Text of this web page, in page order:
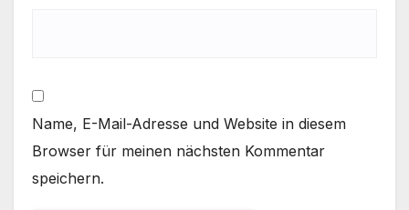
Name, E-Mail-Adresse und Website in diesem
Browser für meinen nächsten Kommentar
speichern.